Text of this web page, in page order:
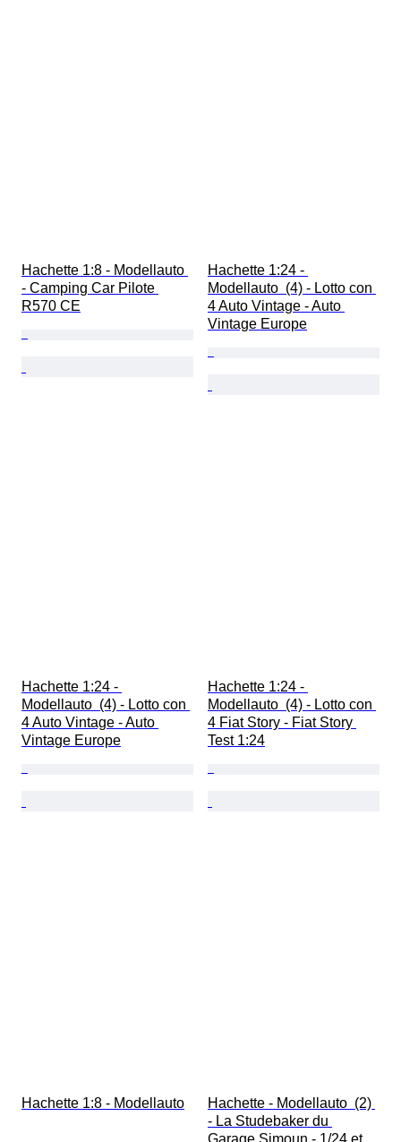
Hachette 1:8 - Modellauto
- Camping Car Pilote
R570 CE
Hachette 1:24 -
Modellauto  (4) - Lotto con
4 Auto Vintage - Auto
Vintage Europe
Hachette 1:24 -
Modellauto  (4) - Lotto con
4 Auto Vintage - Auto
Vintage Europe
Hachette 1:24 -
Modellauto  (4) - Lotto con
4 Fiat Story - Fiat Story
Test 1:24
Hachette 1:8 - Modellauto
Hachette - Modellauto  (2)
- La Studebaker du
Garage Simoun - 1/24 et